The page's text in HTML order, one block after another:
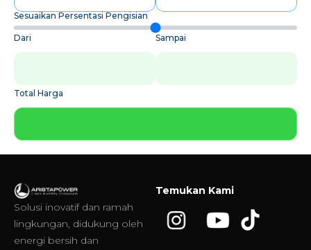
Sesuaikan Persentasi Pengisian
Dari Sampai
Total Harga
Solusi inovatif dan ramah
lingkungan, didukung oleh
energi bersih dan
Temukan Kami